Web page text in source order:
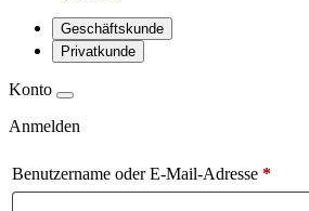
Geschäftskunde
Privatkunde
Konto
Anmelden
Benutzername oder E-Mail-Adresse *